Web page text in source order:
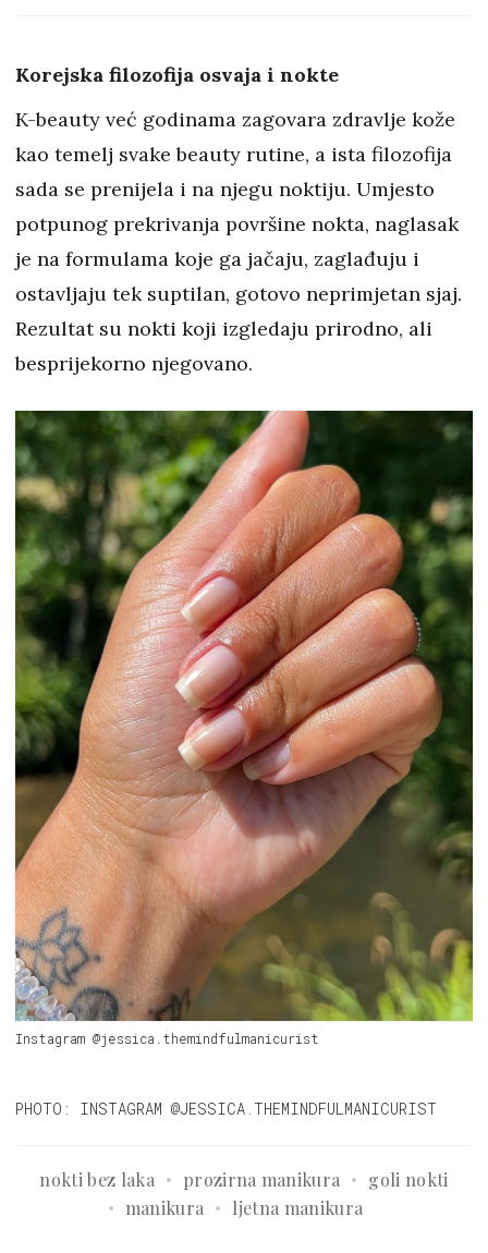
Korejska filozofija osvaja i nokte
K-beauty već godinama zagovara zdravlje kože
kao temelj svake beauty rutine, a ista filozofija
sada se prenijela i na njegu noktiju. Umjesto
potpunog prekrivanja površine nokta, naglasak
je na formulama koje ga jačaju, zaglađuju i
ostavljaju tek suptilan, gotovo neprimjetan sjaj.
Rezultat su nokti koji izgledaju prirodno, ali
besprijekorno njegovano.
Instagram @jessica.themindfulmanicurist
PHOTO: INSTAGRAM @JESSICA.THEMINDFULMANICURIST
nokti bez laka prozirna manikura
goli nokti
manikura
ljetna manikura